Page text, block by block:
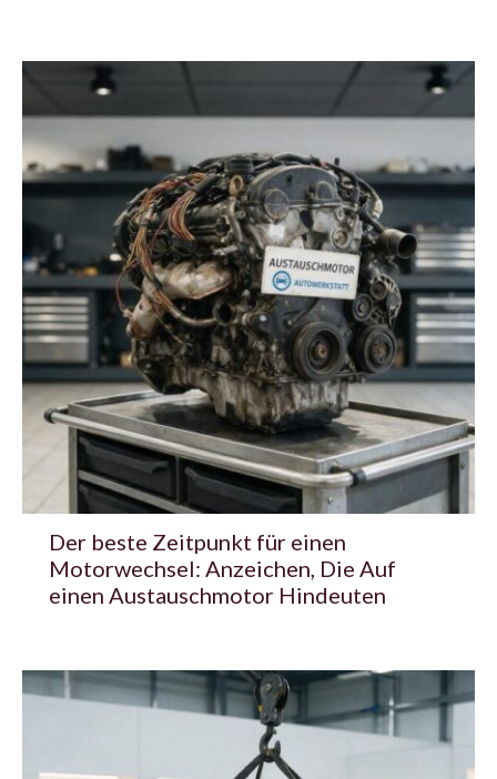
Der beste Zeitpunkt für einen
Motorwechsel: Anzeichen, Die Auf
einen Austauschmotor Hindeuten